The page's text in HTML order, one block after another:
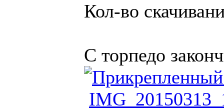
Кол-во
С торпедо